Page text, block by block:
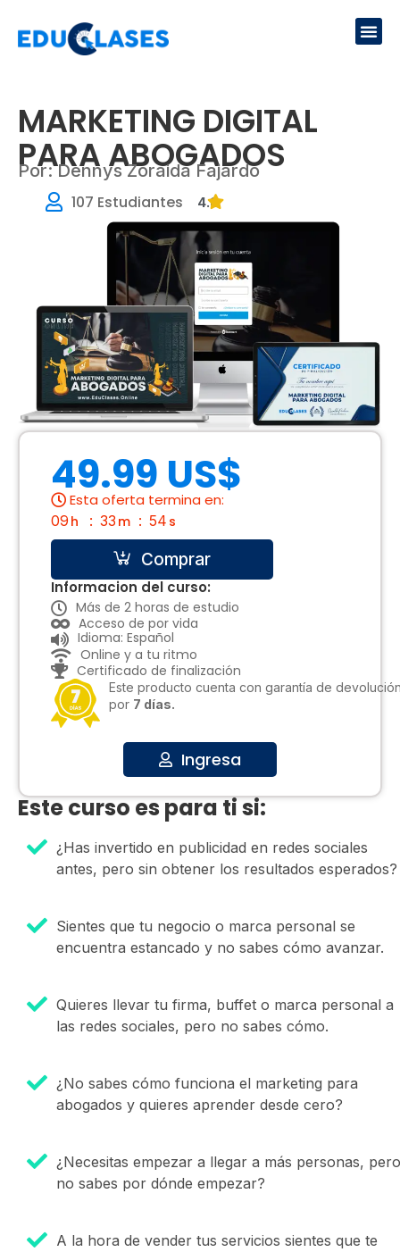
contenido
MARKETING DIGITAL
PARA ABOGADOS
Por: Dennys Zoraida Fajardo
107 Estudiantes 4.8
49.99 US$
Esta oferta termina en:
09 h 33 m 54 s
Comprar
Informacion del curso:
Más de 2 horas de estudio
Acceso de por vida
Idioma: Español
Online y a tu ritmo
Certificado de finalización
Este producto cuenta con garantía de
por 7 días.
Ingresa
Este curso es para ti si:
¿Has invertido en publicidad en redes sociales
antes, pero sin obtener los resultados esperados?
Sientes que tu negocio o marca personal se
encuentra estancado y no sabes cómo avanzar.
Quieres llevar tu firma, buffet o marca personal a
las redes sociales, pero no sabes cómo.
¿No sabes cómo funciona el marketing para
abogados y quieres aprender desde cero?
¿Necesitas empezar a llegar a más personas, pero
no sabes por dónde empezar?
A la hora de vender tus servicios sientes que te